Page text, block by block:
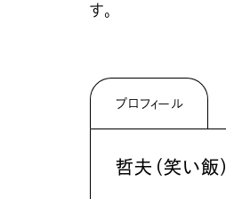
す。
プロフィール
哲夫（笑い飯）